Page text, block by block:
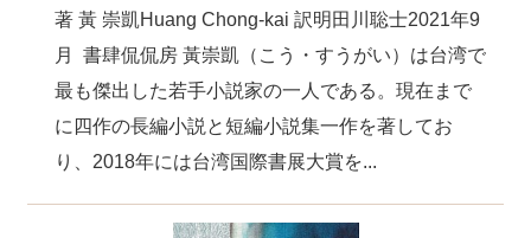
著 黃 崇凱Huang Chong-kai 訳明田川聡士2021年9
月 書肆侃侃房 黃崇凱（こう・すうがい）は台湾で
最も傑出した若手小説家の一人である。現在まで
に四作の長編小説と短編小説集一作を著してお
り、2018年には台湾国際書展大賞を...